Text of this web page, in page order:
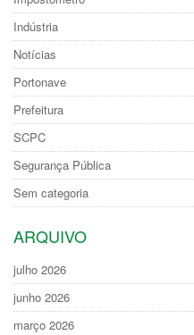
Indústria
Notícias
Portonave
Prefeitura
SCPC
Segurança Pública
Sem categoria
ARQUIVO
julho 2026
junho 2026
março 2026